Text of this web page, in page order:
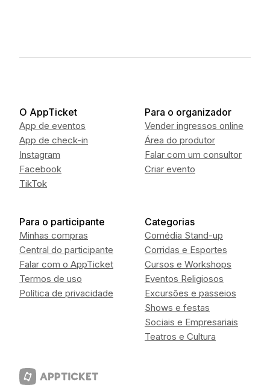
O AppTicket
App de eventos
App de check-in
Instagram
Facebook
TikTok
Para o organizador
Vender ingressos online
Área do produtor
Falar com um consultor
Criar evento
Para o participante
Minhas compras
Central do participante
Falar com o AppTicket
Termos de uso
Política de privacidade
Categorias
Comédia Stand-up
Corridas e Esportes
Cursos e Workshops
Eventos Religiosos
Excursões e passeios
Shows e festas
Sociais e Empresariais
Teatros e Cultura